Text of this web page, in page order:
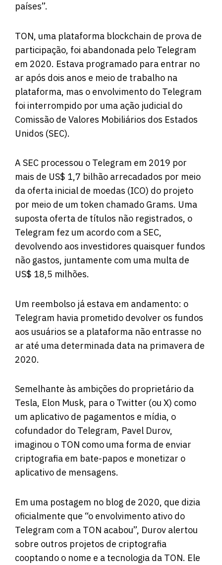
países”.
TON, uma plataforma blockchain de prova de
participação, foi abandonada pelo Telegram
em 2020. Estava programado para entrar no
ar após dois anos e meio de trabalho na
plataforma, mas o envolvimento do Telegram
foi interrompido por uma ação judicial do
Comissão de Valores Mobiliários dos Estados
Unidos (SEC).
A SEC processou o Telegram em 2019 por
mais de US$ 1,7 bilhão arrecadados por meio
da oferta inicial de moedas (ICO) do projeto
por meio de um token chamado Grams. Uma
suposta oferta de títulos não registrados, o
Telegram fez um acordo com a SEC,
devolvendo aos investidores quaisquer fundos
não gastos, juntamente com uma multa de
US$ 18,5 milhões.
Um reembolso já estava em andamento: o
Telegram havia prometido devolver os fundos
aos usuários se a plataforma não entrasse no
ar até uma determinada data na primavera de
2020.
Semelhante às ambições do proprietário da
Tesla, Elon Musk, para o Twitter (ou X) como
um aplicativo de pagamentos e mídia, o
cofundador do Telegram, Pavel Durov,
imaginou o TON como uma forma de enviar
criptografia em bate-papos e monetizar o
aplicativo de mensagens.
Em uma postagem no blog de 2020, que dizia
oficialmente que “o envolvimento ativo do
Telegram com a TON acabou”, Durov alertou
sobre outros projetos de criptografia
cooptando o nome e a tecnologia da TON. Ele